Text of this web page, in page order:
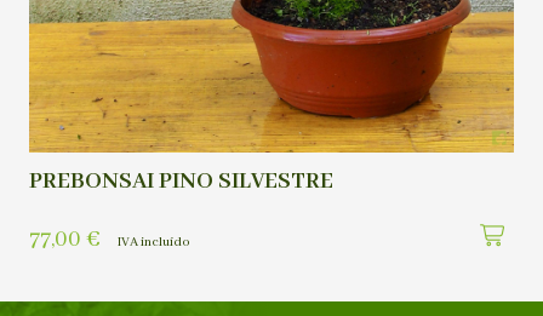
PREBONSAI PINO SILVESTRE
77,00 € IVA incluído